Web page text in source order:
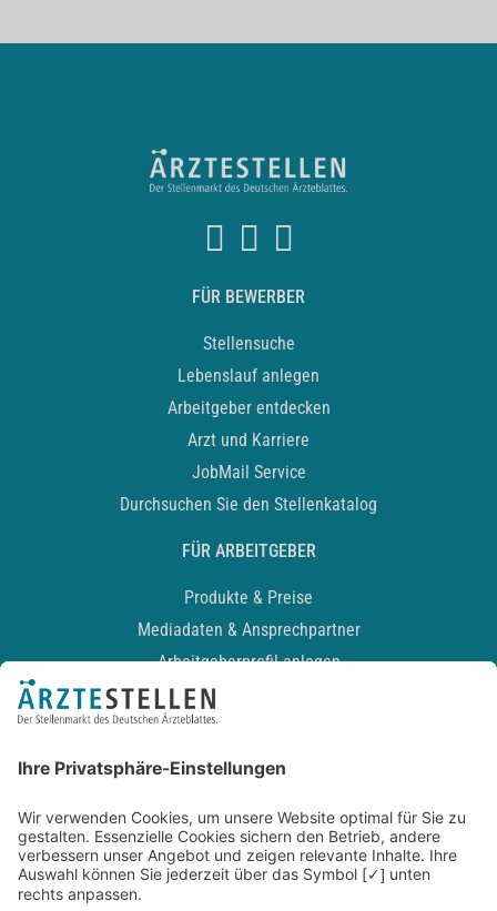
FÜR BEWERBER
Stellensuche
Lebenslauf anlegen
Arbeitgeber entdecken
Arzt und Karriere
JobMail Service
Durchsuchen Sie den Stellenkatalog
FÜR ARBEITGEBER
Produkte & Preise
Mediadaten & Ansprechpartner
Arbeitgeberprofil anlegen
Recruiting-Podcast
Kontakt
Datenschutz
Newsletter